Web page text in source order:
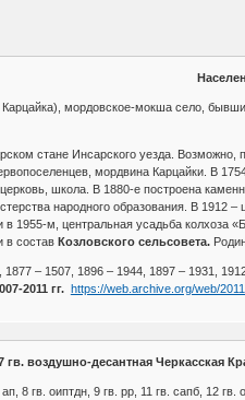
мордовское-мокша село,
стане Инсарского уезда.
мордвина Карцайки. В
школа. В 1880-е построена
народного образования. В 1912
1955-м, центральная усадьба колхоза
в состав Козловского сельсовета.
– 1507, 1896 – 1944, 1897 – 1931,
2011 гг. https://web.archive.org/web/
гв. воздушно-десантная Черкасская
8 гв. оиптдн, 9 гв. рр, 11 гв. сапб, 12